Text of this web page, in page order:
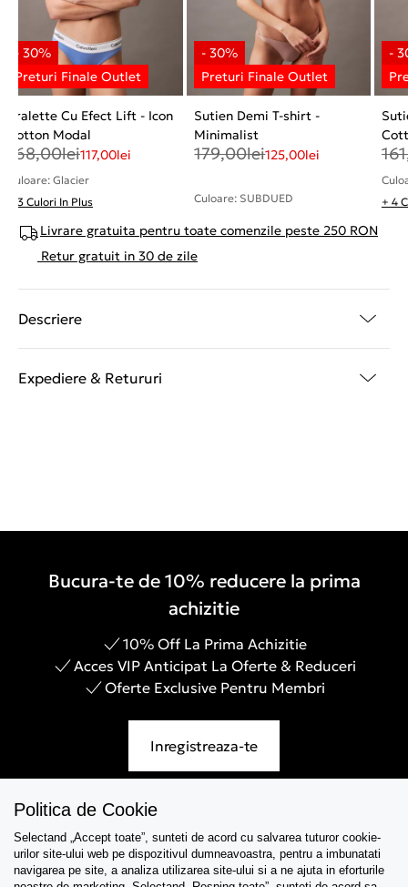
Bralette Cu Efect Lift - Icon
Cotton Modal
168,00lei117,00lei
Culoare: Glacier
+ 3 Culori In Plus
Sutien Demi T-shirt -
Minimalist
179,00lei125,00lei
Culoare: SUBDUED
+ 4
Livrare gratuita pentru toate comenzile peste 250 RON
Retur gratuit in 30 de zile
Descriere
Expediere & Retururi
Bucura-te de 10% reducere la prima
achizitie
10% Off La Prima Achizitie
Acces VIP Anticipat La Oferte & Reduceri
Oferte Exclusive Pentru Membri
Inregistreaza-te
Asistenta
Politica de Cookie
Selectand „Accept toate”, sunteti de acord cu salvarea tuturor cookie-
urilor site-ului web pe dispozitivul dumneavoastra, pentru a imbunatati
navigarea pe site, a analiza utilizarea site-ului si a ne ajuta in eforturile